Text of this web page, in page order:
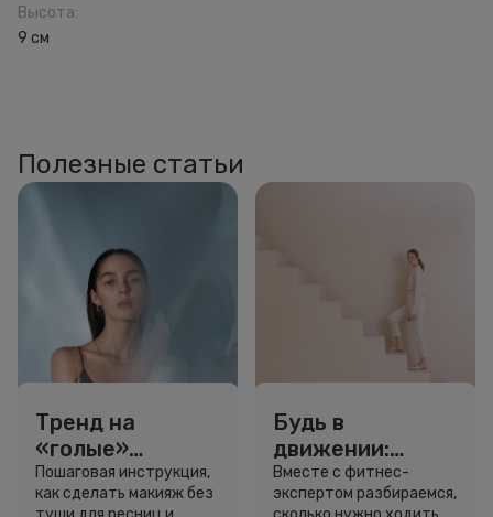
Высота:
9 см
Полезные статьи
Тренд на
«голые»
ресницы: как
выглядеть
Пошаговая инструкция,
как сделать макияж без
Будь в
движении:
сколько нужно
шагов для
Вместе с фитнес-
экспертом разбираемся,